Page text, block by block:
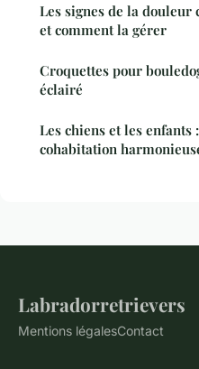
Les signes de la douleur
et comment la gérer
Croquettes pour
éclairé
Les chiens et les enfants
cohabitation
Labradorretrievers
Mentions légalesContact